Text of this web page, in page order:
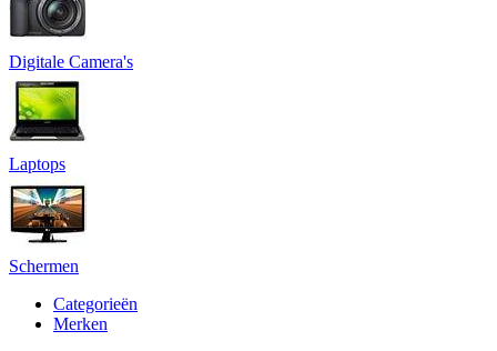
Digitale Camera's
Laptops
Schermen
Categorieën
Merken